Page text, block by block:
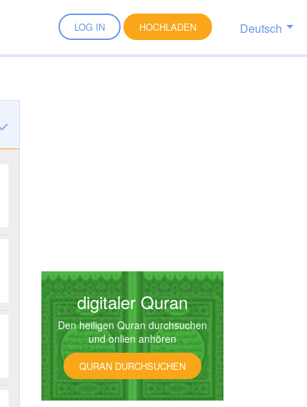
LOG IN HOCHLADEN Deutsch
digitaler Quran
Den heiligen Quran durchsuchen
und onlien anhören
QURAN DURCHSUCHEN